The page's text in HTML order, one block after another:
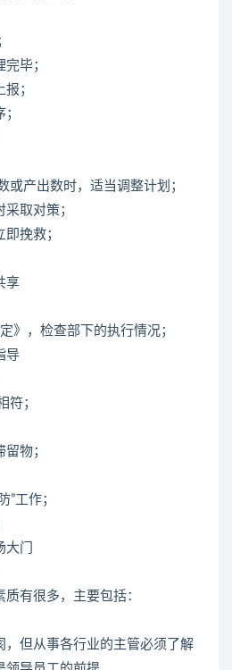
毕；
；
或产出数时，适当调整计划；
取对策；
挽救；
享
》，检查部下的执行情况；
导
符；
物；
”工作；
门
有很多，主要包括：
，但从事各行业的主管必须了解